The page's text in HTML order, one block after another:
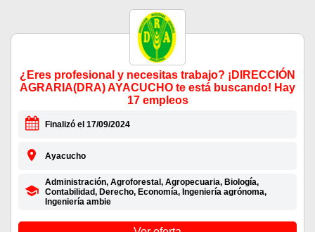
¿Eres profesional y necesitas trabajo? ¡DIRECCIÓN
AGRARIA(DRA) AYACUCHO te está buscando! Hay
17 empleos
Finalizó el 17/09/2024
Ayacucho
Administración, Agroforestal, Agropecuaria, Biología,
Contabilidad, Derecho, Economía, Ingeniería agrónoma,
Ingeniería ambie